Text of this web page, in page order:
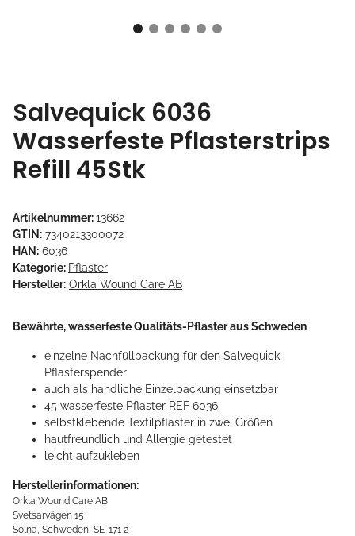
Salvequick 6036
Wasserfeste Pflasterstrips
Refill 45Stk
Artikelnummer:13662
GTIN: 7340213300072
HAN: 6036
Kategorie: Pflaster
Hersteller: Orkla Wound Care AB
Bewährte, wasserfeste Qualitäts-Pflaster aus Schweden
einzelne Nachfüllpackung für den Salvequick
Pflasterspender
auch als handliche Einzelpackung einsetzbar
45 wasserfeste Pflaster REF 6036
selbstklebende Textilpflaster in zwei Größen
hautfreundlich und Allergie getestet
leicht aufzukleben
Herstellerinformationen:
Orkla Wound Care AB
Svetsarvägen 15
Solna, Schweden, SE-171 2